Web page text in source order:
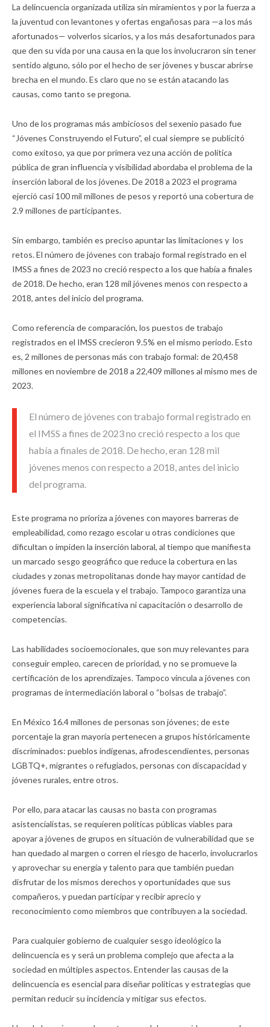
La delincuencia organizada utiliza sin miramientos y por la fuerza a
la juventud con levantones y ofertas engañosas para —a los más
afortunados— volverlos sicarios, y a los más desafortunados para
que den su vida por una causa en la que los involucraron sin tener
sentido alguno, sólo por el hecho de ser jóvenes y buscar abrirse
brecha en el mundo. Es claro que no se están atacando las
causas, como tanto se pregona.
Uno de los programas más ambiciosos del sexenio pasado fue
“Jóvenes Construyendo el Futuro”, el cual siempre se publicitó
como exitoso, ya que por primera vez una acción de política
pública de gran influencia y visibilidad abordaba el problema de la
inserción laboral de los jóvenes. De 2018 a 2023 el programa
ejerció casi 100 mil millones de pesos y reportó una cobertura de
2.9 millones de participantes.
Sin embargo, también es preciso apuntar las limitaciones y los
retos. El número de jóvenes con trabajo formal registrado en el
IMSS a fines de 2023 no creció respecto a los que había a finales
de 2018. De hecho, eran 128 mil jóvenes menos con respecto a
2018, antes del inicio del programa.
Como referencia de comparación, los puestos de trabajo
registrados en el IMSS crecieron 9.5% en el mismo periodo. Esto
es, 2 millones de personas más con trabajo formal: de 20,458
millones en noviembre de 2018 a 22,409 millones al mismo mes de
2023.
El número de jóvenes con trabajo formal registrado en
el IMSS a fines de 2023 no creció respecto a los que
había a finales de 2018. De hecho, eran 128 mil
jóvenes menos con respecto a 2018, antes del inicio
del programa.
Este programa no prioriza a jóvenes con mayores barreras de
empleabilidad, como rezago escolar u otras condiciones que
dificultan o impiden la inserción laboral, al tiempo que manifiesta
un marcado sesgo geográfico que reduce la cobertura en las
ciudades y zonas metropolitanas donde hay mayor cantidad de
jóvenes fuera de la escuela y el trabajo. Tampoco garantiza una
experiencia laboral significativa ni capacitación o desarrollo de
competencias.
Las habilidades socioemocionales, que son muy relevantes para
conseguir empleo, carecen de prioridad, y no se promueve la
certificación de los aprendizajes. Tampoco vincula a jóvenes con
programas de intermediación laboral o “bolsas de trabajo”.
En México 16.4 millones de personas son jóvenes; de este
porcentaje la gran mayoría pertenecen a grupos históricamente
discriminados: pueblos indígenas, afrodescendientes, personas
LGBTQ+, migrantes o refugiados, personas con discapacidad y
jóvenes rurales, entre otros.
Por ello, para atacar las causas no basta con programas
asistencialistas, se requieren políticas públicas viables para
apoyar a jóvenes de grupos en situación de vulnerabilidad que se
han quedado al margen o corren el riesgo de hacerlo, involucrarlos
y aprovechar su energía y talento para que también puedan
disfrutar de los mismos derechos y oportunidades que sus
compañeros, y puedan participar y recibir aprecio y
reconocimiento como miembros que contribuyen a la sociedad.
Para cualquier gobierno de cualquier sesgo ideológico la
delincuencia es y será un problema complejo que afecta a la
sociedad en múltiples aspectos. Entender las causas de la
delincuencia es esencial para diseñar políticas y estrategias que
permitan reducir su incidencia y mitigar sus efectos.